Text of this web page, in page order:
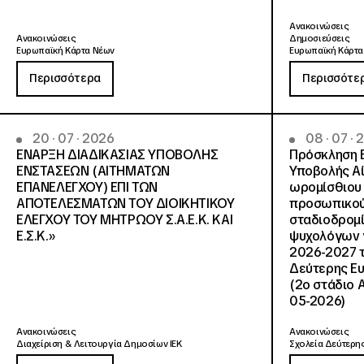
Ανακοινώσεις
Ευρωπαϊκή Κάρτα Νέων
Περισσότερα
Ανακοινώσεις
Δημοσιεύσεις
Ευρωπαϊκή Κάρτα
20 · 07 · 2026
ΕΝΑΡΞΗ ΔΙΑΔΙΚΑΣΙΑΣ ΥΠΟΒΟΛΗΣ
ΕΝΣΤΑΣΕΩΝ (ΑΙΤΗΜΑΤΩΝ
ΕΠΑΝΕΛΕΓΧΟΥ) ΕΠΙ ΤΩΝ
ΑΠΟΤΕΛΕΣΜΑΤΩΝ ΤΟΥ ΔΙΟΙΚΗΤΙΚΟΥ
ΕΛΕΓΧΟΥ ΤΟΥ ΜΗΤΡΩΟΥ Σ.Α.Ε.Κ. ΚΑΙ
Ε.Σ.Κ.»
Ανακοινώσεις
Διαχείριση & Λειτουργία Δημοσίων ΙΕΚ
08 · 07 ·
Πρόσκληση
Υποβολής
ωρομίσθιου
ψυχολόγων
2026-2027
Δεύτερης
(2ο
05-2026)
Ανακοινώσεις
Σχολεία